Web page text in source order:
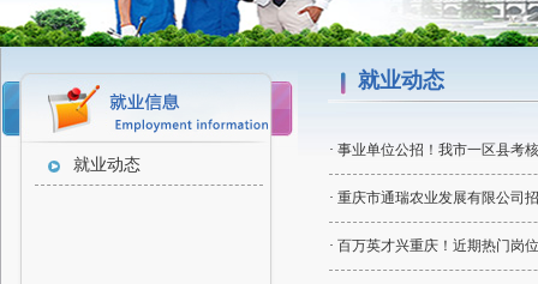
就业动态
就业动态
· 事业单位公招！我市一区县考
· 重庆市通瑞农业发展有限公司
· 百万英才兴重庆！近期热门岗